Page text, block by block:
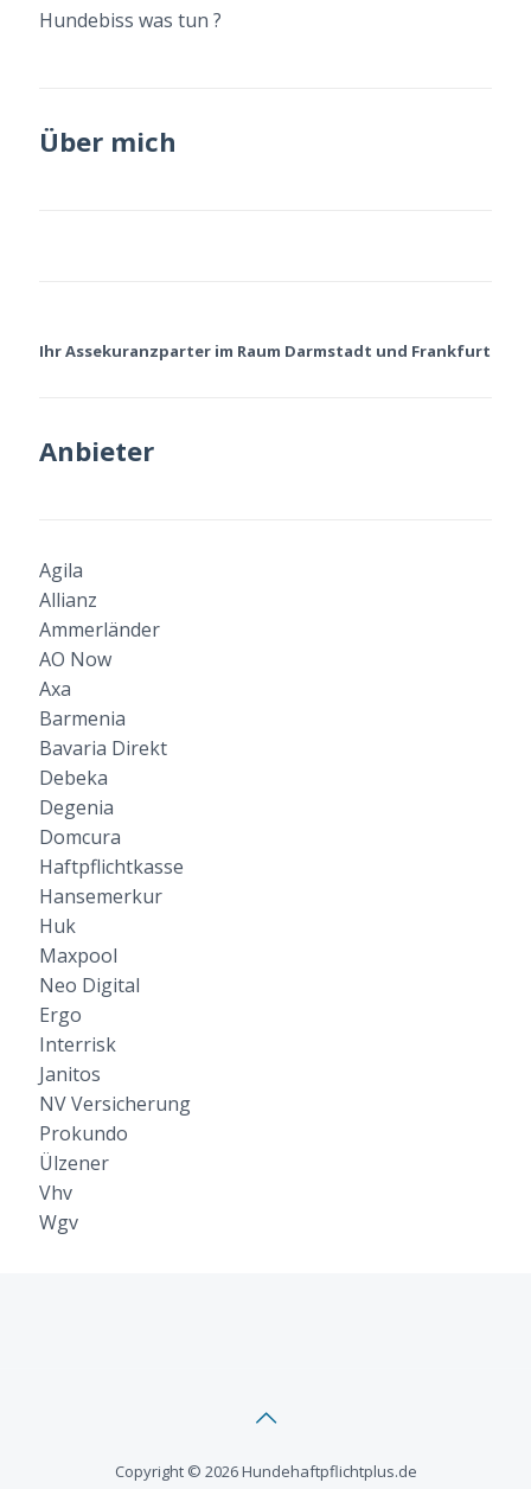
Hundebiss was tun ?
Über mich
Ihr Assekuranzparter im Raum Darmstadt und Frankfurt
Anbieter
Agila
Allianz
Ammerländer
AO Now
Axa
Barmenia
Bavaria Direkt
Debeka
Degenia
Domcura
Haftpflichtkasse
Hansemerkur
Huk
Maxpool
Neo Digital
Ergo
Interrisk
Janitos
NV Versicherung
Prokundo
Ülzener
Vhv
Wgv
Copyright © 2026 Hundehaftpflichtplus.de